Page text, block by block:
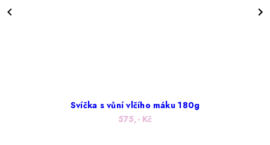
Svíčka s vůní vlčího máku 180g
575,- Kč